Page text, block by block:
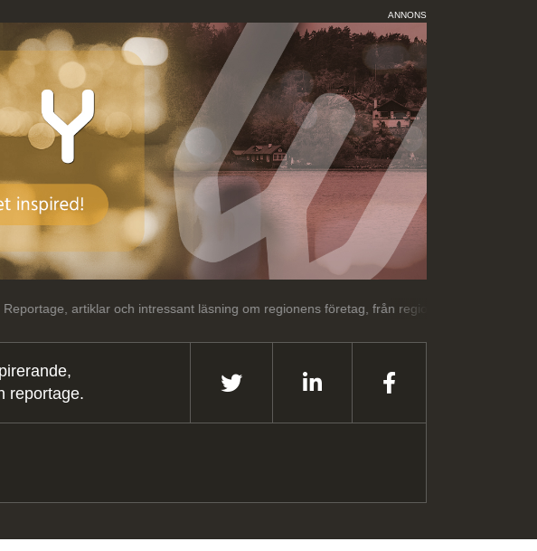
ANNONS
och intressant läsning om regionens företag, från regionens företag.
reportage.